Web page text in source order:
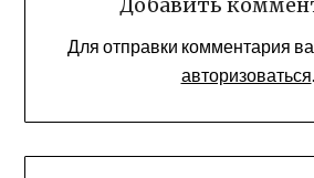
Добавить
Для отправки комментария
авторизоваться.